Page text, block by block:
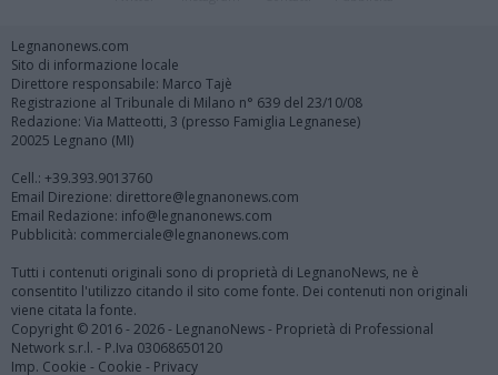
Legnanonews.com
Sito di informazione locale
Direttore responsabile: Marco Tajè
Registrazione al Tribunale di Milano n° 639 del 23/10/08
Redazione: Via Matteotti, 3 (presso Famiglia Legnanese)
20025 Legnano (MI)
Cell.: +39.393.9013760
Email Direzione: direttore@legnanonews.com
Email Redazione: info@legnanonews.com
Pubblicità: commerciale@legnanonews.com
Tutti i contenuti originali sono di proprietà di LegnanoNews, ne è
consentito l'utilizzo citando il sito come fonte. Dei contenuti non originali
viene citata la fonte.
Copyright © 2016 - 2026 - LegnanoNews - Proprietà di Professional
Network s.r.l. - P.Iva 03068650120
Imp. Cookie - Cookie - Privacy